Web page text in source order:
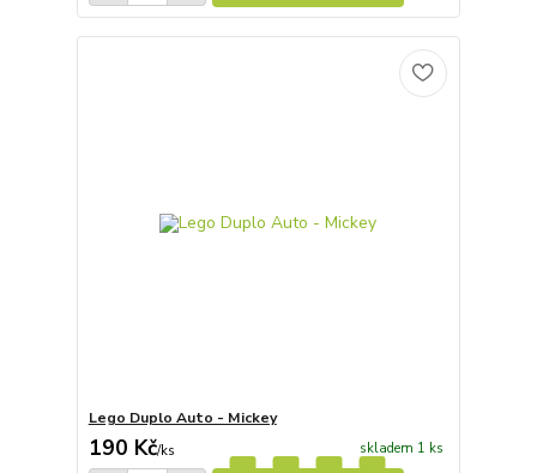
Lego Duplo Auto - Mickey
190 Kč/ks skladem 1 ks